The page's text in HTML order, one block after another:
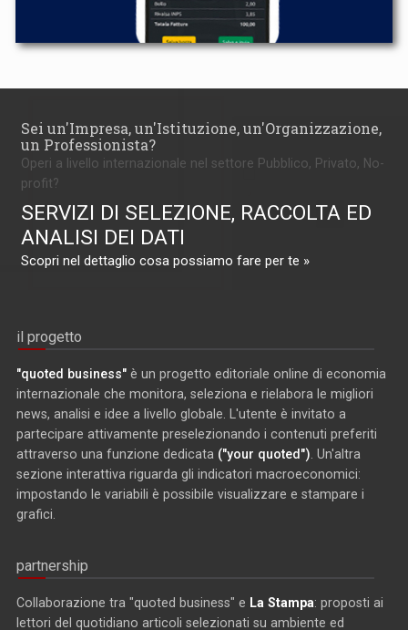
Sei un'Impresa, un'Istituzione, un'Organizzazione,
un Professionista?
Operi a livello internazionale nel settore Pubblico, Privato, No-
profit?
SERVIZI DI SELEZIONE, RACCOLTA ED
ANALISI DEI DATI
Scopri nel dettaglio cosa possiamo fare per te »
il progetto
"quoted business" è un progetto editoriale online di economia
internazionale che monitora, seleziona e rielabora le migliori
news, analisi e idee a livello globale. L'utente è invitato a
partecipare attivamente preselezionando i contenuti preferiti
attraverso una funzione dedicata ("your quoted") . Un'altra
sezione interattiva riguarda gli indicatori macroeconomici:
impostando le variabili è possibile visualizzare e stampare i
grafici.
partnership
Collaborazione tra "quoted business" e La Stampa: proposti ai
lettori del quotidiano articoli selezionati su ambiente ed